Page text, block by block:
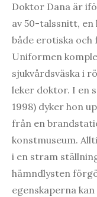
Doktor Dana är
av 50-talssnitt, en
både erotiska
Uniformen
sjukvårdsväska i
leker doktor. I en
1998) dyker hon
från en
konstmuseum.
i en stram
hämndlysten
egenskaperna